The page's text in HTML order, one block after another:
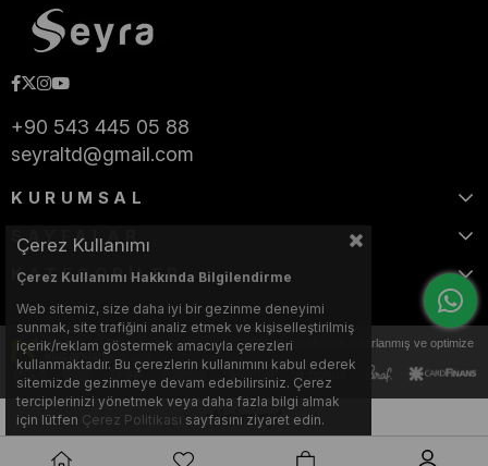
+90 543 445 05 88
seyraltd@gmail.com
KURUMSAL
SAYFALAR
KATEGORİLER
Bu web sitesi, Nihat KILIÇARSLAN tarafından tasarlanmış ve optimize
edilmiştir.
Çerez Kullanımı
Çerez Kullanımı Hakkında Bilgilendirme
Web sitemiz, size daha iyi bir gezinme deneyimi
sunmak, site trafiğini analiz etmek ve kişiselleştirilmiş
içerik/reklam göstermek amacıyla çerezleri
kullanmaktadır. Bu çerezlerin kullanımını kabul ederek
sitemizde gezinmeye devam edebilirsiniz. Çerez
terciplerinizi yönetmek veya daha fazla bilgi almak
için lütfen Çerez Politikası sayfasını ziyaret edin.